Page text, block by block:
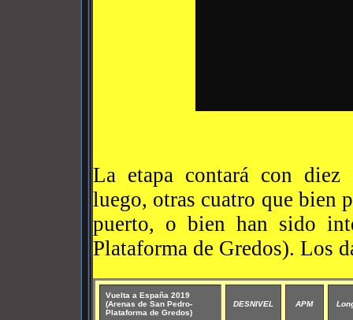
La etapa contará con diez
luego, otras cuatro que bien
puerto, o bien han sido
Plataforma de Gredos). Los
Vuelta a España 2019
(Arenas de San Pedro-
Plataforma de Gredos)
DESNIVEL APM